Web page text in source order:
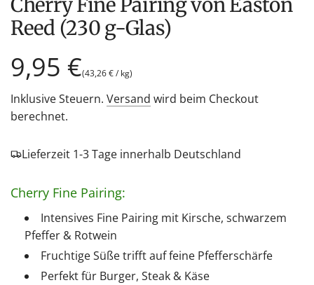
Reed (230 g-Glas)
Regulärer
Preis
9,95 €(43,26 €/ kg)
Inklusive Steuern. Versand wird beim Checkout
berechnet.
Lieferzeit 1-3 Tage innerhalb Deutschland
Cherry Fine Pairing:
Intensives Fine Pairing mit Kirsche, schwarzem
Pfeffer & Rotwein
Fruchtige Süße trifft auf feine Pfefferschärfe
Perfekt für Burger, Steak & Käse